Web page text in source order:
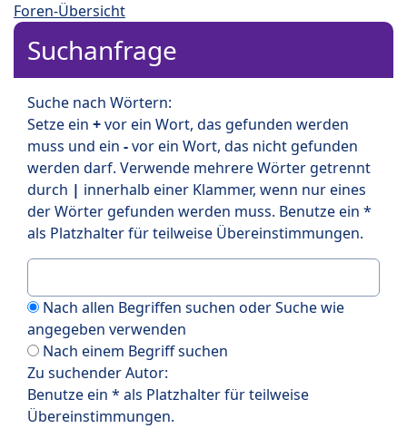
Foren-Übersicht
Suchanfrage
Suche nach Wörtern:
Setze ein +vor ein Wort, das gefunden werden
muss und ein -vor ein Wort, das nicht gefunden
werden darf. Verwende mehrere Wörter getrennt
durch | innerhalb einer Klammer, wenn nur eines
der Wörter gefunden werden muss. Benutze ein *
als Platzhalter für teilweise Übereinstimmungen.
Nach allen Begriffen suchen oder Suche wie
angegeben verwenden
Nach einem Begriff suchen
Zu suchender Autor:
Benutze ein * als Platzhalter für teilweise
Übereinstimmungen.